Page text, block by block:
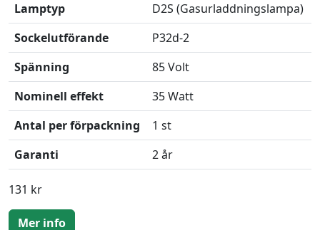
Lamptyp
D2S (Gasurladdningslampa)
Sockelutförande
P32d-2
Spänning
85 Volt
Nominell effekt
35 Watt
Antal per förpackning
1 st
Garanti
2 år
131 kr
Mer info